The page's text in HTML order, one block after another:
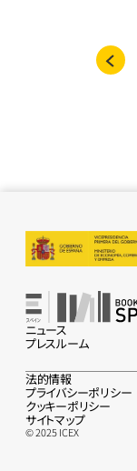
ニュース
プレスルーム
© 2025 ICEX
法的情報
プライバシーポリシー
クッキーポリシー
サイトマップ